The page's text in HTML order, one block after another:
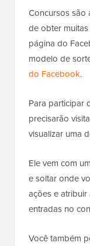
Concursos são
de obter
página do
modelo de
do Facebook.
Para participar
precisarão
visualizar uma
Ele vem com
e soltar onde
ações e
entradas no
Você também